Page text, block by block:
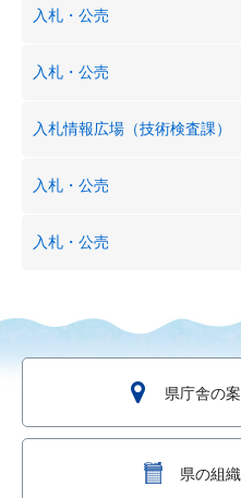
入札・公売
入札・公売
入札情報広場（技術検査課）
入札・公売
入札・公売
県庁舎の
県の組